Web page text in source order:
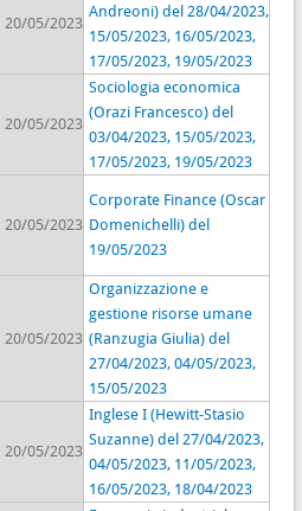
20/05/2023
Andreoni) del 28/04/2023,
15/05/2023, 16/05/2023,
17/05/2023, 19/05/2023
20/05/2023
Sociologia economica
(Orazi Francesco) del
03/04/2023, 15/05/2023,
17/05/2023, 19/05/2023
20/05/2023
Corporate Finance (Oscar
Domenichelli) del
19/05/2023
20/05/2023
Organizzazione e
gestione risorse umane
(Ranzugia Giulia) del
27/04/2023, 04/05/2023,
15/05/2023
20/05/2023
Inglese I (Hewitt-Stasio
Suzanne) del 27/04/2023,
04/05/2023, 11/05/2023,
16/05/2023, 18/04/2023